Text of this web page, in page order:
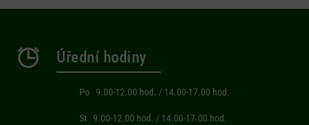
Úřední hodiny
Po 9.00-12.00 hod. / 14.00-17.00 hod.
St 9.00-12.00 hod. / 14.00-17.00 hod.